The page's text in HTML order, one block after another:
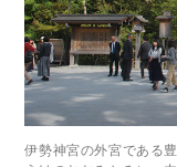
伊勢神宮の外宮である